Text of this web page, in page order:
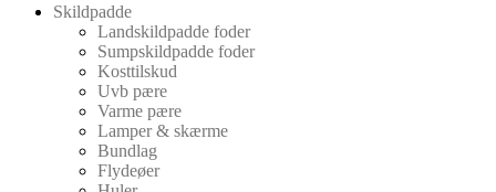
Skildpadde
Landskildpadde foder
Sumpskildpadde foder
Kosttilskud
Uvb pære
Varme pære
Lamper & skærme
Bundlag
Flydeøer